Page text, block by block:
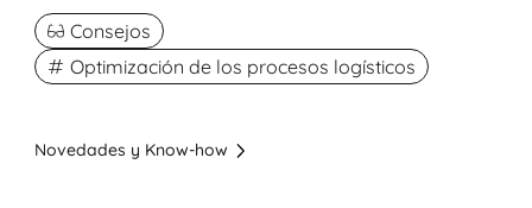
Consejos
Optimización de los procesos logísticos
Novedades y Know-how